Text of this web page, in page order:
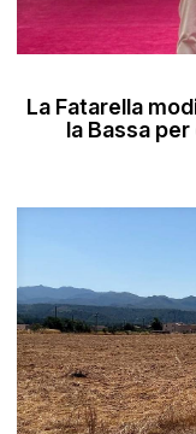
La Fatarella
la Bassa